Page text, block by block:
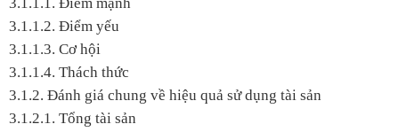
3.1.1.2. Điểm yếu
3.1.1.3. Cơ hội
3.1.1.4. Thách thức
3.1.2. Đánh giá chung về hiệu quả sử dụng tài sản
3.1.2.1. Tổng tài sản